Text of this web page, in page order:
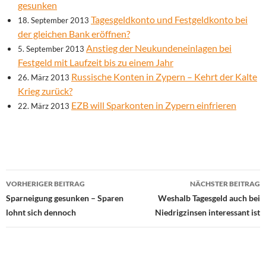
gesunken
18. September 2013 Tagesgeldkonto und Festgeldkonto bei
der gleichen Bank eröffnen?
5. September 2013 Anstieg der Neukundeneinlagen bei
Festgeld mit Laufzeit bis zu einem Jahr
26. März 2013 Russische Konten in Zypern – Kehrt der Kalte
Krieg zurück?
22. März 2013 EZB will Sparkonten in Zypern einfrieren
Beitrags-
Navigation
VORHERIGER BEITRAG
Sparneigung gesunken – Sparen
lohnt sich dennoch
NÄCHSTER BEITRAG
Weshalb Tagesgeld auch bei
Niedrigzinsen interessant ist